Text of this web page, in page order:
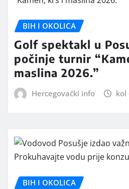
BIH I OKOLICA
Golf spektakl u
počinje turnir
maslina 2026.”
Hercegovački info kol
BIH I OKOLICA